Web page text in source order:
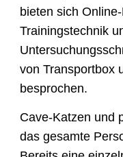
bieten sich
Trainingstechnik
von Transportbox
besprochen.
Cave-Katzen und
das gesamte